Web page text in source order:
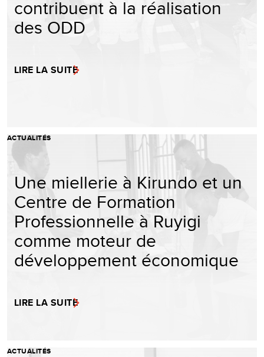
contribuent à la réalisation
des ODD
LIRE LA SUITE
ACTUALITÉS
Une miellerie à Kirundo et un
Centre de Formation
Professionnelle à Ruyigi
comme moteur de
développement économique
LIRE LA SUITE
ACTUALITÉS